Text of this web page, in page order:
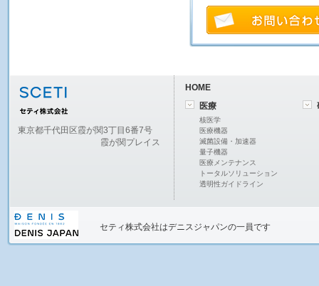
東京都千代田区霞が関3丁目6番7号
霞が関プレイス
HOME
医療
核医学
医療機器
滅菌設備・加速器
量子機器
医療メンテナンス
トータルソリューション
透明性ガイドライン
セティ株式会社はデニスジャパンの一員です